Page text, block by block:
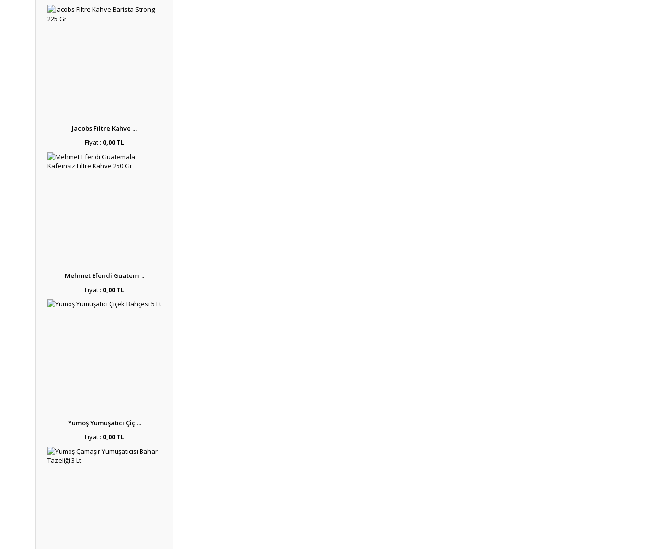
Jacobs Filtre Kahve ...
Fiyat : 0,00 TL
Mehmet Efendi Guatem ...
Fiyat : 0,00 TL
Yumoş Yumuşatıcı Çiç ...
Fiyat : 0,00 TL